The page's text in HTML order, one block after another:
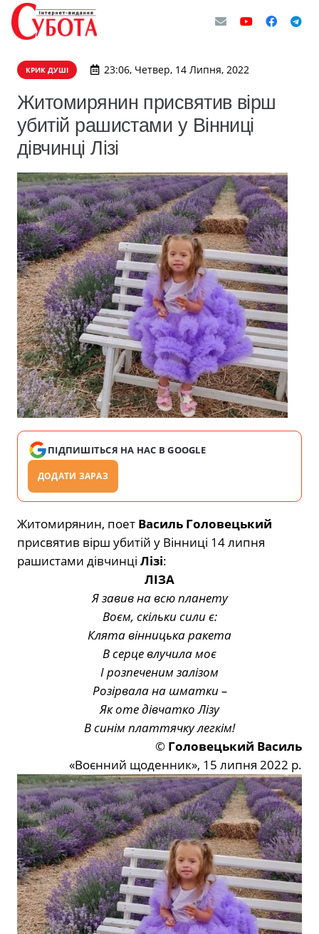
КРИК ДУШІ 23:06, Четвер, 14 Липня, 2022
Житомирянин присвятив вірш
убитій рашистами у Вінниці
дівчинці Лізі
ПІДПИШІТЬСЯ НА НАС В GOOGLE
ДОДАТИ ЗАРАЗ
Житомирянин, поет Василь Головецький
присвятив вірш убитій у Вінниці 14 липня
рашистами дівчинці Лізі:
ЛІЗА
Я завив на всю планету
Воєм, скільки сили є:
Клята вінницька ракета
В серце влучила моє
І розпеченим залізом
Розірвала на шматки –
Як оте дівчатко Лізу
В синім платтячку легкім!
© Головецький Василь
«Воєнний щоденник», 15 липня 2022 р.